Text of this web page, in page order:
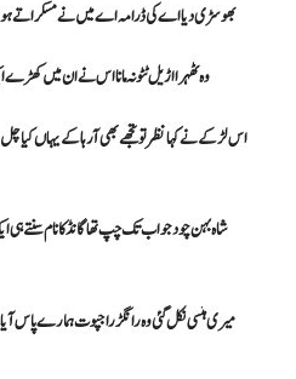
بھوسڑی دیا اے کی ڈرامہ اے میں نے مسکراتے
وہ ٹھہرا اڑیل ٹٹو نہ مانا اس نے ان میں کھڑے
اس لڑکے نے کہا نظر تو تجھے بھی آرہا کے یہاں کیا
شاہ بہن چود جو اب تک چپ تھا گانڈ کا نام سنتے ہی
میری ہنسی نکل گئی وہ رانگڑ راجپوت ہمارے پاس